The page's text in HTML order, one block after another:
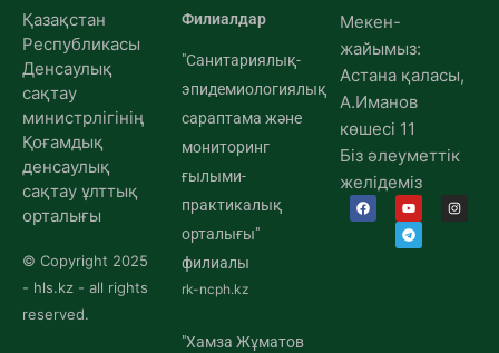
Қазақстан
Республикасы
Денсаулық
сақтау
министрлігінің
Қоғамдық
денсаулық
сақтау ұлттық
орталығы
© Copyright 2025
- hls.kz - all rights
reserved.
Филиалдар
"Санитариялық-
эпидемиологиялық
сараптама және
мониторинг
ғылыми-
практикалық
орталығы"
филиалы
rk-ncph.kz
"Хамза Жұматов
Мекен-
жайымыз:
Астана қаласы,
А.Иманов
көшесі 11
Біз әлеуметтік
желідеміз